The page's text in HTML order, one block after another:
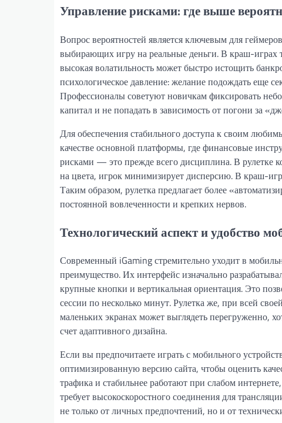
Управление рисками: где выше
Вопрос вероятностей является ключевым для
выбирающих игру на реальные деньги. В краш-играх
высокая волатильность может быстро истощить
психологическое давление: желание подождать еще
Профессионалы советуют новичкам фиксировать
капитал и не попадать в зависимость от погони за
Для обеспечения стабильного доступа к своим
качестве основной платформы, где финансовые
рисками — это прежде всего дисциплина. В рулетке
на цвета, игрок минимизирует дисперсию. В краш-
Таким образом, рулетка предлагает более
постоянной вовлеченности и крепких нервов.
Технологический аспект и удобство
Современный iGaming стремительно уходит в
преимущество. Их интерфейс изначально
крупные кнопки и вертикальная ориентация. Это
сессии по несколько минут. Рулетка же, при всей
маленьких экранах может выглядеть перегруженно,
счет адаптивного дизайна.
Если вы предпочитаете играть с мобильного
оптимизированную версию сайта, чтобы оценить
трафика и стабильнее работают при слабом
требует высокоскоростного соединения для
не только от личных предпочтений, но и от